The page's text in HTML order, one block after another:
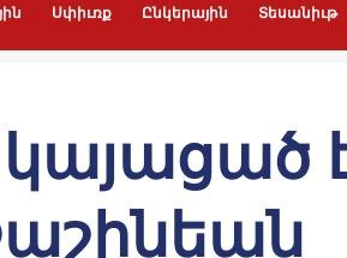
Սփիւռք Ընկերային Տեսանիւթ